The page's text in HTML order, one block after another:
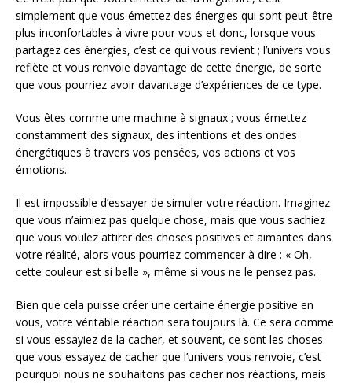
simplement que vous émettez des énergies qui sont peut-être
plus inconfortables à vivre pour vous et donc, lorsque vous
partagez ces énergies, c’est ce qui vous revient ; l’univers vous
reflète et vous renvoie davantage de cette énergie, de sorte
que vous pourriez avoir davantage d’expériences de ce type.
Vous êtes comme une machine à signaux ; vous émettez
constamment des signaux, des intentions et des ondes
énergétiques à travers vos pensées, vos actions et vos
émotions.
Il est impossible d’essayer de simuler votre réaction. Imaginez
que vous n’aimiez pas quelque chose, mais que vous sachiez
que vous voulez attirer des choses positives et aimantes dans
votre réalité, alors vous pourriez commencer à dire : « Oh,
cette couleur est si belle », même si vous ne le pensez pas.
Bien que cela puisse créer une certaine énergie positive en
vous, votre véritable réaction sera toujours là. Ce sera comme
si vous essayiez de la cacher, et souvent, ce sont les choses
que vous essayez de cacher que l’univers vous renvoie, c’est
pourquoi nous ne souhaitons pas cacher nos réactions, mais